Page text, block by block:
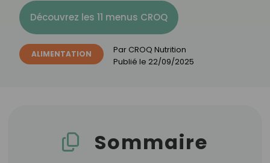
Découvrez les 11 menus CROQ
ALIMENTATION Par CROQ Nutrition
Publié le 22/09/2025
Sommaire